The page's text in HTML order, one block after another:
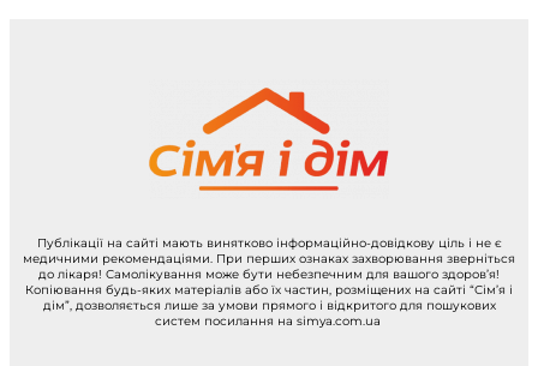
Публікації на сайті мають винятково інформаційно-довідкову ціль і не є
медичними рекомендаціями. При перших ознаках захворювання зверніться
до лікаря! Самолікування може бути небезпечним для вашого здоров’я!
Копіювання будь-яких матеріалів або їх частин, розміщених на сайті “Сім’я і
дім”, дозволяється лише за умови прямого і відкритого для пошукових
систем посилання на simya.com.ua